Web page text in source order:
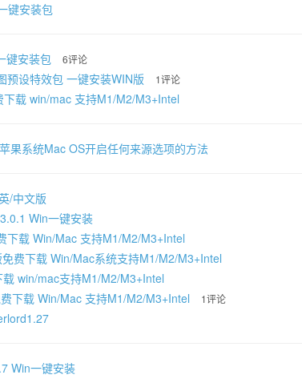
键安装包
键安装包 6评论
预设特效包 一键安装WIN版 1评论
载 win/mac 支持M1/M2/M3+Intel
果系统Mac OS开启任何来源选项的方法
/中文版
Win一键安装
下载 Win/Mac 支持M1/M2/M3+Intel
费下载 Win/Mac系统支持M1/M2/M3+Intel
win/mac支持M1/M2/M3+Intel
下载 Win/Mac 支持M1/M2/M3+Intel 1评论
Win一键安装